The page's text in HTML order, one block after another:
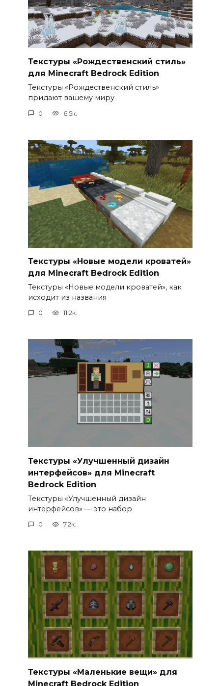
Текстуры «Рождественский стиль»
для Minecraft Bedrock Edition
Текстуры «Рождественский стиль»
придают вашему миру
0 6.5к.
Текстуры «Новые модели кроватей»
для Minecraft Bedrock Edition
Текстуры «Новые модели кроватей», как
исходит из названия
0 11.2к.
Текстуры «Улучшенный дизайн
интерфейсов» для Minecraft
Bedrock Edition
Текстуры «Улучшенный дизайн
интерфейсов» — это набор
0 7.2к.
Текстуры «Маленькие вещи» для
Minecraft Bedrock Edition